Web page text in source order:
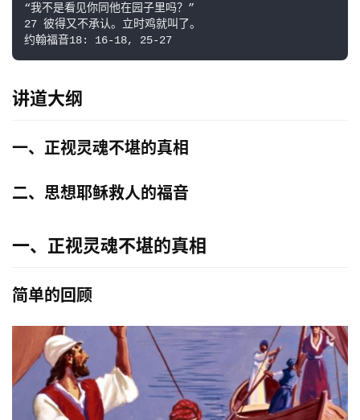
“我不是看见你同他在园子里吗？”
27 彼得又不承认。立时鸡就叫了。
约翰福音18: 16-18, 25-27
讲道大纲
一、正视灵魂不堪的真相
二、思想耶稣救人的福音
一、正视灵魂不堪的真相
简单的回顾